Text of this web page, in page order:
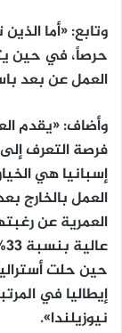
العمل عن بعد باستثناء
وأضاف: «يقدم
فرصة التعرف
إسبانيا هي
العمرية عن
نيوزيلندا».